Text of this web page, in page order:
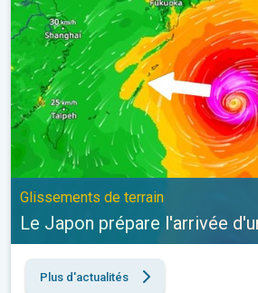
Glissements de terrain
Le Japon prépare l'arrivée
Plus d'actualités